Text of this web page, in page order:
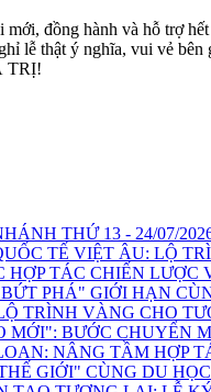
đồng hành và hỗ trợ
lễ thật ý nghĩa, vui vẻ bên
TRỊ!
THỨ 13 - 24/07/
TẾ VIỆT ÂU: LỘ
TÁC CHIẾN
PHÁ" GIỚI HẠN
TRÌNH VÀNG CHO
BƯỚC CHUYỂN
NÂNG TẦM HỢP
GIỚI" CÙNG DU